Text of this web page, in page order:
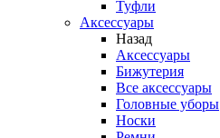
Туфли
Аксессуары
Назад
Аксессуары
Бижутерия
Все аксессуары
Головные уборы
Носки